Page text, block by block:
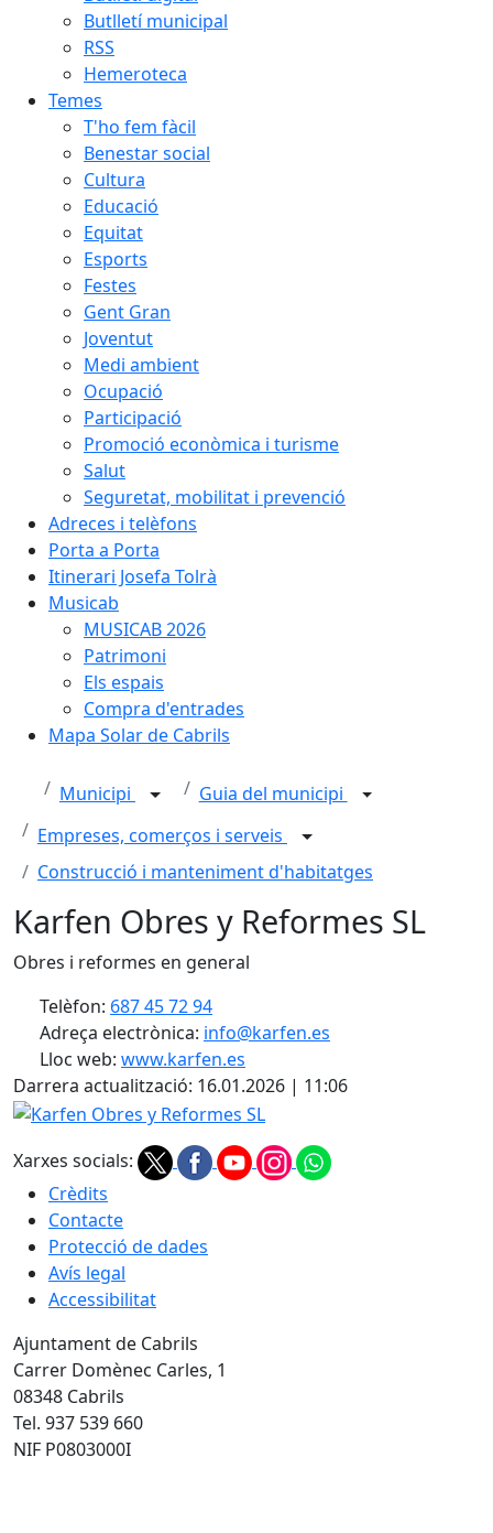
Butlletí municipal
RSS
Hemeroteca
Temes
T'ho fem fàcil
Benestar social
Cultura
Educació
Equitat
Esports
Festes
Gent Gran
Joventut
Medi ambient
Ocupació
Participació
Promoció econòmica i turisme
Salut
Seguretat, mobilitat i prevenció
Adreces i telèfons
Porta a Porta
Itinerari Josefa Tolrà
Musicab
MUSICAB 2026
Patrimoni
Els espais
Compra d'entrades
Mapa Solar de Cabrils
Municipi
Guia del municipi
Empreses, comerços i serveis
Construcció i manteniment d'habitatges
Karfen Obres y Reformes SL
Obres i reformes en general
Telèfon: 687 45 72 94
Adreça electrònica: info@karfen.es
Lloc web: www.karfen.es
Darrera actualització: 16.01.2026 | 11:06
Karfen Obres y Reformes SL
Xarxes socials:
Crèdits
Contacte
Protecció de dades
Avís legal
Accessibilitat
Ajuntament de Cabrils
Carrer Domènec Carles, 1
08348 Cabrils
Tel. 937 539 660
NIF P0803000I